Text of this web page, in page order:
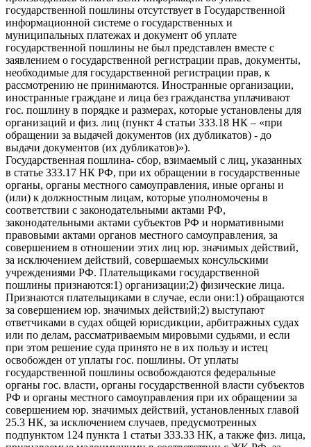
государственной пошлины отсутствует в Государственной
информационной системе о государственных и
муниципальных платежах и документ об уплате
государственной пошлины не был представлен вместе с
заявлением о государственной регистрации прав, документы,
необходимые для государственной регистрации прав, к
рассмотрению не принимаются. Иностранные организации,
иностранные граждане и лица без гражданства уплачивают
гос. пошлину в порядке и размерах, которые установлены для
организаций и физ. лиц (пункт 4 статьи 333.18 НК – «при
обращении за выдачей документов (их дубликатов) - до
выдачи документов (их дубликатов)»).
Государственная пошлина- сбор, взимаемый с лиц, указанных
в статье 333.17 НК РФ, при их обращении в государственные
органы, органы местного самоуправления, иные органы и
(или) к должностным лицам, которые уполномочены в
соответствии с законодательными актами РФ,
законодательными актами субъектов РФ и нормативными
правовыми актами органов местного самоуправления, за
совершением в отношении этих лиц юр. значимых действий,
за исключением действий, совершаемых консульскими
учреждениями РФ. Плательщиками государственной
пошлины признаются:1) организации;2) физические лица.
Признаются плательщиками в случае, если они:1) обращаются
за совершением юр. значимых действий;2) выступают
ответчиками в судах общей юрисдикции, арбитражных судах
или по делам, рассматриваемым мировыми судьями, и если
при этом решение суда принято не в их пользу и истец
освобожден от уплаты гос. пошлины. От уплаты
государственной пошлины освобождаются федеральные
органы гос. власти, органы государственной власти субъектов
РФ и органы местного самоуправления при их обращении за
совершением юр. значимых действий, установленных главой
25.3 НК, за исключением случаев, предусмотренных
подпунктом 124 пункта 1 статьи 333.33 НК, а также физ. лица,